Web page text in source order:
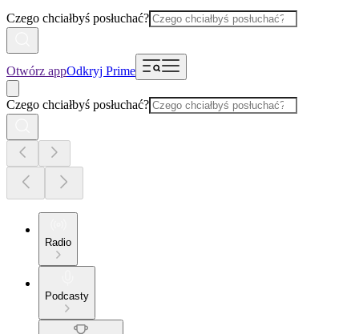
Czego chciałbyś posłuchać?
Otwórz appOdkryj Prime
Czego chciałbyś posłuchać?
Radio
Podcasty